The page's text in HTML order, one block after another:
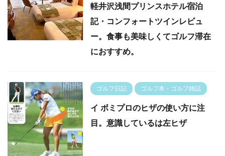
軽井沢浅間プリンスホテル宿泊
記・コンフォートツインレビュ
ー。食事も美味しくてゴルフ滞在
におすすめ。
ゴルフ日記 ゴルフ本・ゴルフ雑誌
イ ボミプロのヒザの使い方に注
目。意識しているは左ヒザ